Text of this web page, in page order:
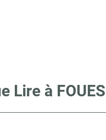
Lire à